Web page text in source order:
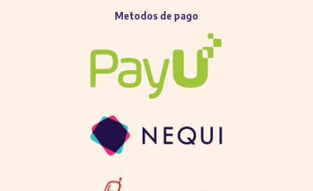
Metodos de pago